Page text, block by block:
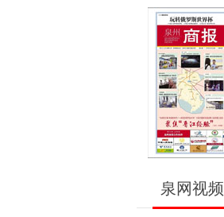
泉网视频